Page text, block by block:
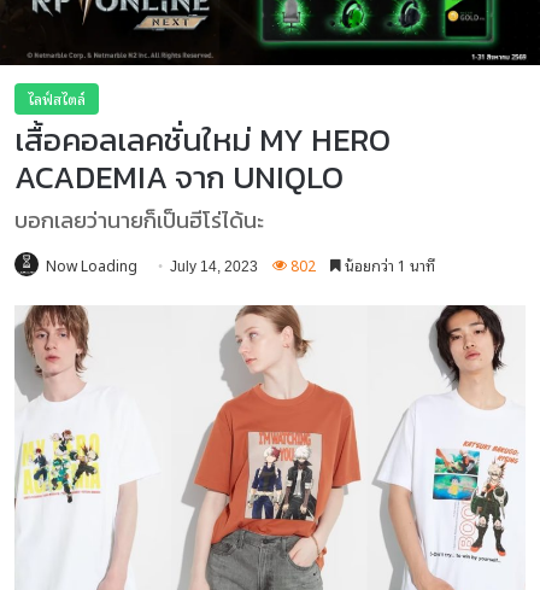
ไลฟ์สไตล์
เสื้อคอลเลคชั่นใหม่ MY HERO
ACADEMIA จาก UNIQLO
บอกเลยว่านายก็เป็นฮีโร่ได้นะ
Now Loading July 14, 2023 802 น้อยกว่า 1 นาที